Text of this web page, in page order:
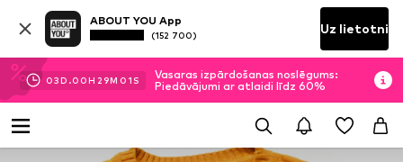
ABOUT YOU App
(152 700) Uz lietotni
03D.00H 29M 01 S
Vasaras izpārdošanas noslēgums:
Piedāvājumi ar atlaidi līdz 60%